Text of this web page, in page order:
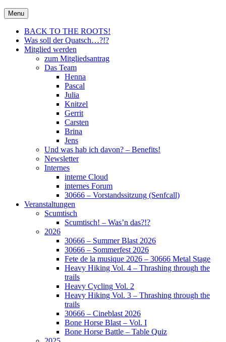
Skip
to
content
30666 – City Of Metal e.V.
Metal für Hannover \m/
Menu
BACK TO THE ROOTS!
Was soll der Quatsch…?!?
Mitglied werden
zum Mitgliedsantrag
Das Team
Henna
Pascal
Julia
Knitzel
Gerrit
Carsten
Brina
Jens
Und was hab ich davon? – Benefits!
Newsletter
Internes
interne Cloud
internes Forum
30666 – Vorstandssitzung (Senfcall)
Veranstaltungen
Scumtisch
Scumtisch! – Was’n das?!?
2026
30666 – Summer Blast 2026
30666 – Sommerfest 2026
Fete de la musique 2026 – 30666 Metal Stage
Heavy Hiking Vol. 4 – Thrashing through the
trails
Heavy Cycling Vol. 2
Heavy Hiking Vol. 3 – Thrashing through the
trails
30666 – Cineblast 2026
Bone Horse Blast – Vol. I
Bone Horse Battle – Table Quiz